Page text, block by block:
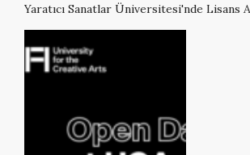
Yaratıcı Sanatlar Üniversitesi'nde Lisans